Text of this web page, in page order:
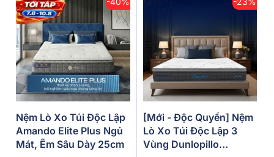
Nệm Lò Xo Túi Độc Lập
Amando Elite Plus Ngủ
Mát, Êm Sâu Dày 25cm
[Mới - Độc Quyền] Nệm
Lò Xo Túi Độc Lập 3
Vùng Dunlopillo